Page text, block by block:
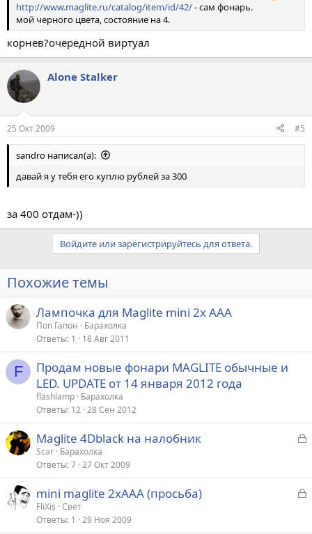
http://www.maglite.ru/catalog/item/id/42/- сам фонарь.
мой черного цвета, состояние на 4.
корнев?очередной виртуал
Alone Stalker
25 Окт 2009 #5
sandro написал(а):
давай я у тебя его куплю рублей за 300
за 400 отдам-))
Войдите или зарегистрируйтесь для ответа.
Похожие темы
Лампочка для Maglite mini 2x AAA
Поп Гапон
Барахолка
Ответы 1 18 Авг 2011
F
Продам новые фонари MAGLITE обычные и
LED. UPDATE от 14 января 2012 года
flashlamp Барахолка
Ответы 12 28 Сен 2012
З
р
Maglite 4Dblack на налобник
Scar Барахолка
Ответы 7 27 Окт 2009
З
mini maglite 2хААА (просьба)
FliXis Свет
Ответы 1 29 Ноя 2009